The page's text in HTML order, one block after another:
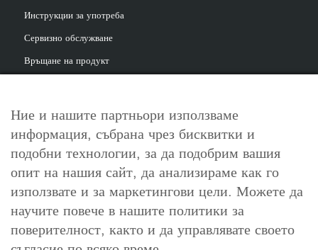
Инструкции за употреба
Сервизно обслужване
Връщане на продукт
За контакт
info@cosori.bg
0898 396 966
Ние и нашите партньори използваме
информация, събрана чрез бисквитки и
подобни технологии, за да подобрим вашия
опит на нашия сайт, да анализираме как го
използвате и за маркетингови цели. Можете да
научите повече в нашите политики за
поверителност, както и да управлявате своето